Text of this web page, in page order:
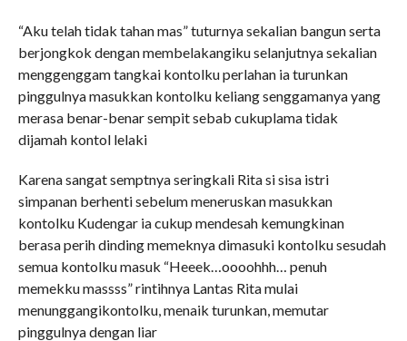
“Aku telah tidak tahan mas” tuturnya sekalian bangun serta
berjongkok dengan membelakangiku selanjutnya sekalian
menggenggam tangkai kontolku perlahan ia turunkan
pinggulnya masukkan kontolku keliang senggamanya yang
merasa benar-benar sempit sebab cukuplama tidak
dijamah kontol lelaki
Karena sangat semptnya seringkali Rita si sisa istri
simpanan berhenti sebelum meneruskan masukkan
kontolku Kudengar ia cukup mendesah kemungkinan
berasa perih dinding memeknya dimasuki kontolku sesudah
semua kontolku masuk “Heeek…oooohhh… penuh
memekku massss” rintihnya Lantas Rita mulai
menunggangikontolku, menaik turunkan, memutar
pinggulnya dengan liar